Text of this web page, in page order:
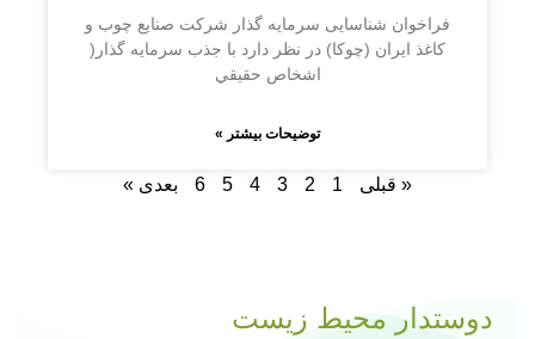
فراخوان شناسایی سرمایه گذار شركت صنايع چوب و
كاغذ ايران (چوكا) در نظر دارد با جذب سرمايه گذار(
اشخاص حقيقي
توضیحات بیشتر »
« قبلی 1
2
3
4
5
6 بعدی »
دوستدار محیط زیست